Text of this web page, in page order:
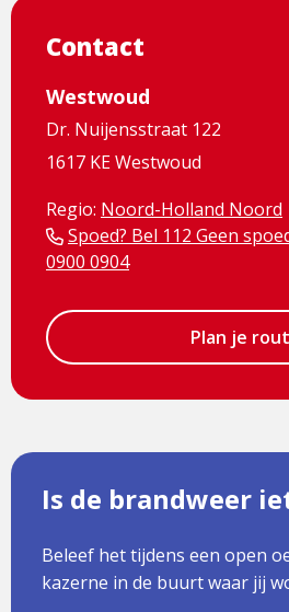
Contact
Westwoud
Dr. Nuijensstraat 122
1617 KE Westwoud
Regio: Noord-Holland Noord
Spoed? Bel 112 Geen
0900 0904
Plan je
Is de brandweer
Beleef het tijdens een open
kazerne in de buurt waar jij